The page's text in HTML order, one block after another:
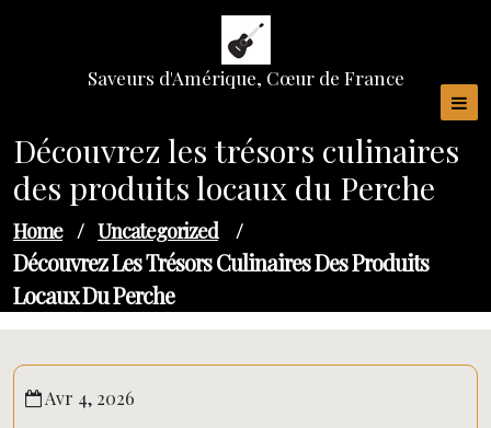
Saveurs d'Amérique, Cœur de France
Découvrez les trésors culinaires
des produits locaux du Perche
Home / Uncategorized /
Découvrez Les Trésors Culinaires Des Produits
Locaux Du Perche
Avr 4, 2026